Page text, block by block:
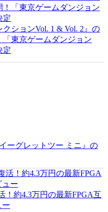
クションVol. 1 & Vol. 2』の
「東京ゲームダンジョン
定
ーグレットツー ミニ』の
！約4.3万円の最新FPGA互
ー